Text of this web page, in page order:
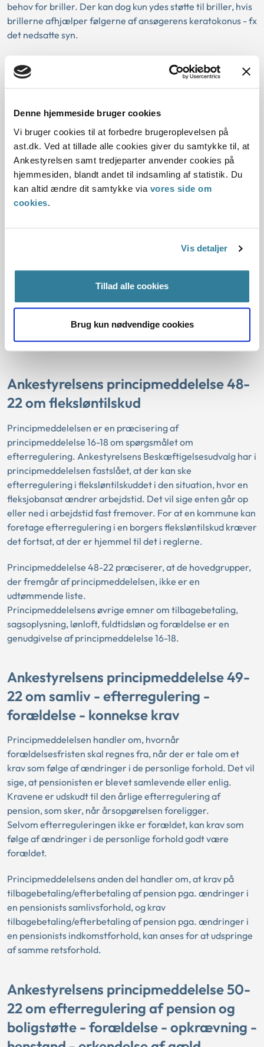
Denne hjemmeside bruger cookies
Vi bruger cookies til at forbedre brugeroplevelsen på
ast.dk. Ved at tillade alle cookies giver du samtykke til, at
Ankestyrelsen samt tredjeparter anvender cookies på
hjemmesiden, blandt andet til indsamling af statistik. Du
kan altid ændre dit samtykke via vores side om
cookies.
Vis detaljer
Tillad alle cookies
Brug kun nødvendige cookies
behov for briller. Der kan dog kun ydes støtte til briller, hvis
brillerne afhjælper følgerne af ansøgerens keratokonus - fx
det nedsatte syn.
Ankestyrelsens principmeddelelse 47-
22 om botilbud - opsigelse –
serviceloven
Når en kommune placerer en borger på et konkret botilbud,
sker det efter en afgørelse truffet af kommunen over for
borgeren og efter en aftale mellem kommunen og
botilbuddet om placeringen af borgeren.
Botilbuddet kan opsige aftalen med kommunen.
sig, at borgeren får den nødvendige hjælp, herunder ved
I visse tilfælde kan borgeren ikke selv give samtykke til at
flytte ind på et nyt botilbud. I sådanne tilfælde skal der
for at flytte borgeren efter servicelovens særlige regler om
flytning uden samtykke er opfyldt.
Ankestyrelsens principmeddelelse 48-
22 om fleksløntilskud
Principmeddelelsen er en præcisering af
principmeddelelse 16-18 om spørgsmålet om
efterregulering. Ankestyrelsens Beskæftigelsesudvalg har i
principmeddelelsen fastslået, at der kan ske
efterregulering i fleksløntilskuddet i den situation, hvor en
fleksjobansat ændrer arbejdstid. Det vil sige enten går op
eller ned i arbejdstid fast fremover. For at en kommune kan
foretage efterregulering i en borgers fleksløntilskud kræver
det fortsat, at der er hjemmel til det i reglerne.
Principmeddelelse 48-22 præciserer, at de hovedgrupper,
der fremgår af principmeddelelsen, ikke er en
udtømmende liste.
Principmeddelelsens øvrige emner om tilbagebetaling,
sagsoplysning, lønloft, fuldtidsløn og forældelse er en
genudgivelse af principmeddelelse 16-18.
Ankestyrelsens principmeddelelse 49-
22 om samliv - efterregulering -
forældelse - konnekse krav
Principmeddelelsen handler om, hvornår
forældelsesfristen skal regnes fra, når der er tale om et
krav som følge af ændringer i de personlige forhold. Det vil
sige, at pensionisten er blevet samlevende eller enlig.
Kravene er udskudt til den årlige efterregulering af
pension, som sker, når årsopgørelsen foreligger.
Selvom efterreguleringen ikke er forældet, kan krav som
følge af ændringer i de personlige forhold godt være
forældet.
Principmeddelelsens anden del handler om, at krav på
tilbagebetaling/efterbetaling af pension pga. ændringer i
en pensionists samlivsforhold, og krav
tilbagebetaling/efterbetaling af pension pga. ændringer i
en pensionists indkomstforhold, kan anses for at udspringe
af samme retsforhold.
Ankestyrelsens principmeddelelse 50-
22 om efterregulering af pension og
boligstøtte - forældelse - opkrævning -